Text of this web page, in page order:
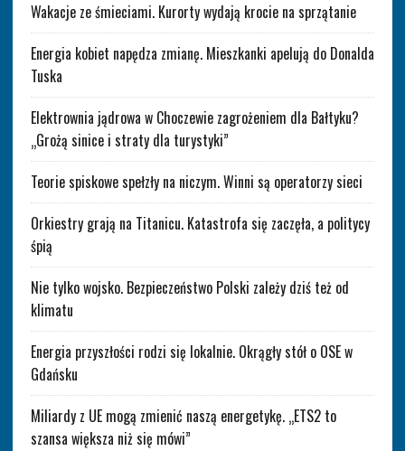
Wakacje ze śmieciami. Kurorty wydają krocie na sprzątanie
Energia kobiet napędza zmianę. Mieszkanki apelują do Donalda
Tuska
Elektrownia jądrowa w Choczewie zagrożeniem dla Bałtyku?
„Grożą sinice i straty dla turystyki”
Teorie spiskowe spełzły na niczym. Winni są operatorzy sieci
Orkiestry grają na Titanicu. Katastrofa się zaczęła, a politycy
śpią
Nie tylko wojsko. Bezpieczeństwo Polski zależy dziś też od
klimatu
Energia przyszłości rodzi się lokalnie. Okrągły stół o OSE w
Gdańsku
Miliardy z UE mogą zmienić naszą energetykę. „ETS2 to
szansa większa niż się mówi”